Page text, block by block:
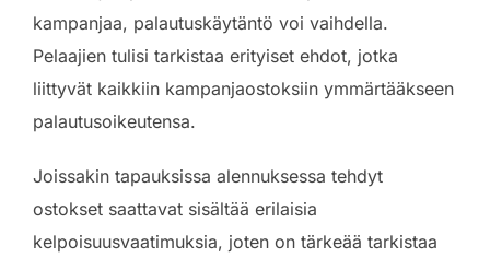
kampanjaa, palautuskäytäntö voi vaihdella.
Pelaajien tulisi tarkistaa erityiset ehdot, jotka
liittyvät kaikkiin kampanjaostoksiin ymmärtääkseen
palautusoikeutensa.
Joissakin tapauksissa alennuksessa tehdyt
ostokset saattavat sisältää erilaisia
kelpoisuusvaatimuksia, joten on tärkeää tarkistaa